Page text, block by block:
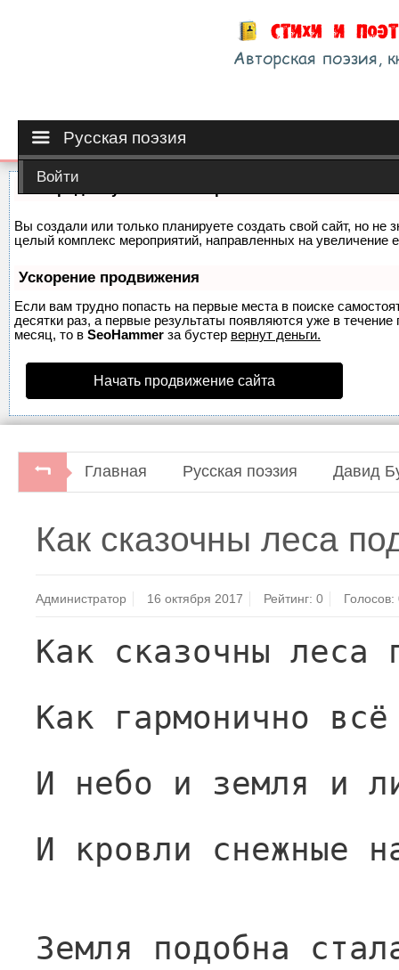
Русская поэзия
Войти
Вы создали или только планируете создать свой сайт, но не
целый комплекс мероприятий, направленных на увеличение
Ускорение продвижения
Если вам трудно попасть на первые места в поиске
десятки раз, а первые результаты появляются уже в
месяц, то в SeoHammer за бустер вернут деньги.
Начать продвижение сайта
Главная Русская поэзия Давид
Как сказочны леса
Администратор 16 октября 2017 Рейтинг:0 Голосов:
Как сказочны леса
Как гармонично
И небо и земля и
И кровли снежные
Земля подобна